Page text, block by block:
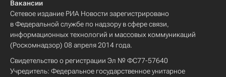
Вакансии
Сетевое издание РИА Новости зарегистрировано
в Федеральной службе по надзору в сфере связи,
информационных технологий и массовых коммуникаций
(Роскомнадзор) 08 апреля 2014 года.
Свидетельство о регистрации Эл № ФС77-57640
Учредитель: Федеральное государственное унитарное